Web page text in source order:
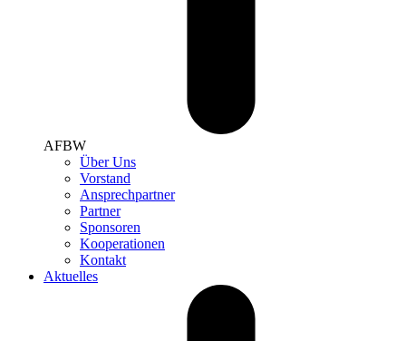
AFBW
Über Uns
Vorstand
Ansprechpartner
Partner
Sponsoren
Kooperationen
Kontakt
Aktuelles